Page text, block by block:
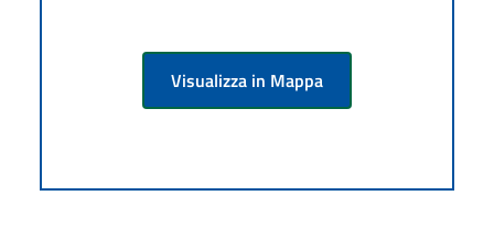
Visualizza in Mappa